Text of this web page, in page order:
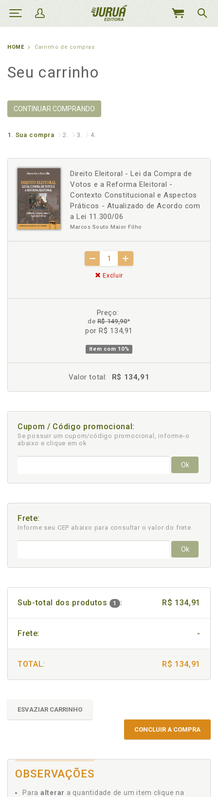
MEU
HOME Carrinho de compras
Seu carrinho
CONTINUAR COMPRANDO
1. Sua compra 2. 3. 4.
Direito Eleitoral - Lei da Compra de
Votos e a Reforma Eleitoral -
Contexto Constitucional e Aspectos
Práticos - Atualizado de Acordo com
a Lei 11.300/06
Marcos Souto Maior Filho
Excluir
Preço:
deR$ 149,90*
por R$ 134,91
item com 10%
Valor total: R$ 134,91
Cupom / Código promocional:
Se possuir um cupom/código promocional, informe-o
abaixo e clique em ok
Ok
Frete:
Informe seu CEP abaixo para consultar o valor do frete.
Ok
Sub-total dos produtos 1 : R$ 134,91
Frete: -
TOTAL: R$ 134,91
ESVAZIAR CARRINHO
CONCLUIR A COMPRA
OBSERVAÇÕES
Para alterar a quantidade de um item clique na